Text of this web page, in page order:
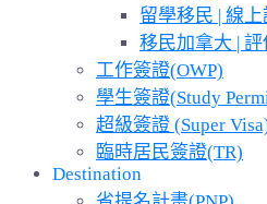
留學移民 | 線
移民加拿大 |
工作簽證(OWP)
學生簽證(Study
超級簽證 (Super
臨時居民簽證(TR)
Destination